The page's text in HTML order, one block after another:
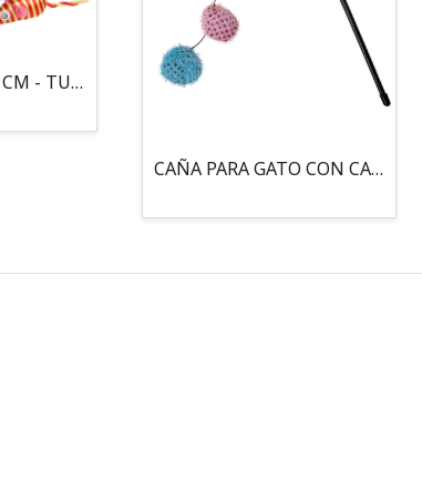
MOUSE LOCO 5,5 CM - TUBO
CAÑA PARA GATO CON CASCABEL, 3 PELOTAS CON CATNIP